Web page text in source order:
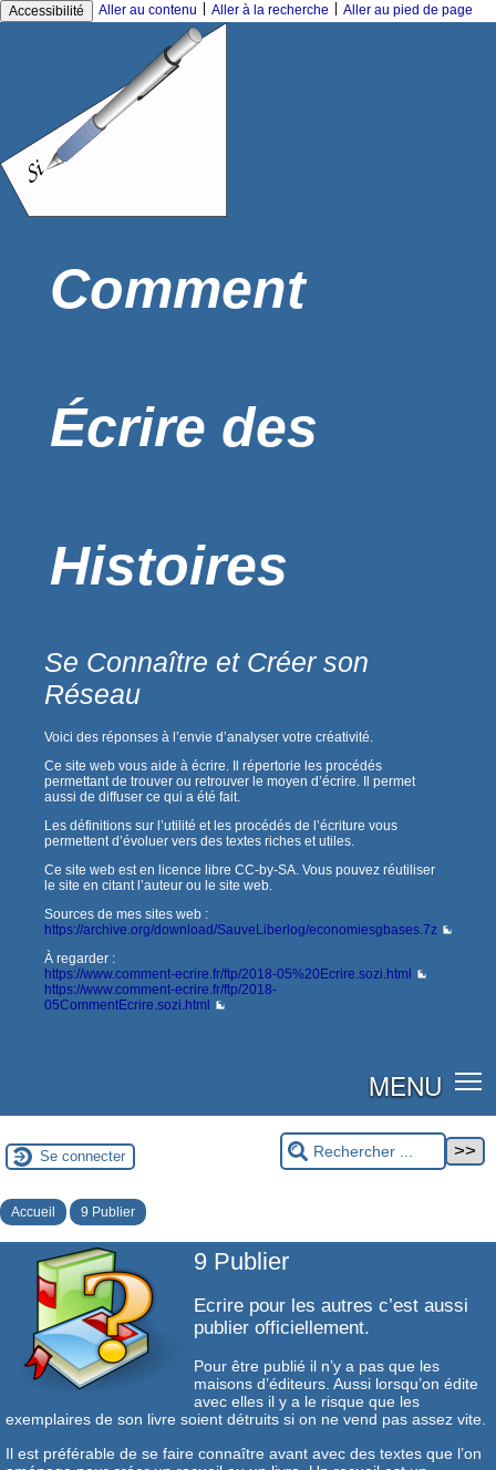
Accessibilité Aller au contenu Aller à la recherche Aller au pied de page
Comment
Écrire des
Histoires
Se Connaître et Créer son
Réseau
Voici des réponses à l’envie d’analyser votre créativité.
Ce site web vous aide à écrire. Il répertorie les procédés
permettant de trouver ou retrouver le moyen d’écrire. Il permet
aussi de diffuser ce qui a été fait.
Les définitions sur l’utilité et les procédés de l’écriture vous
permettent d’évoluer vers des textes riches et utiles.
Ce site web est en licence libre CC-by-SA. Vous pouvez réutiliser
le site en citant l’auteur ou le site web.
Sources de mes sites web :
https://archive.org/download/SauveLiberlog/economiesgbases.7z
À regarder :
https://www.comment-ecrire.fr/ftp/2018-05%20Ecrire.sozi.html
https://www.comment-ecrire.fr/ftp/2018-
05CommentEcrire.sozi.html
MENU
Se connecter
Accueil 9 Publier
9 Publier
Ecrire pour les autres c’est aussi
publier officiellement.
Pour être publié il n’y a pas que les
maisons d’éditeurs. Aussi lorsqu’on édite
avec elles il y a le risque que les
exemplaires de son livre soient détruits si on ne vend pas assez vite.
Il est préférable de se faire connaître avant avec des textes que l’on